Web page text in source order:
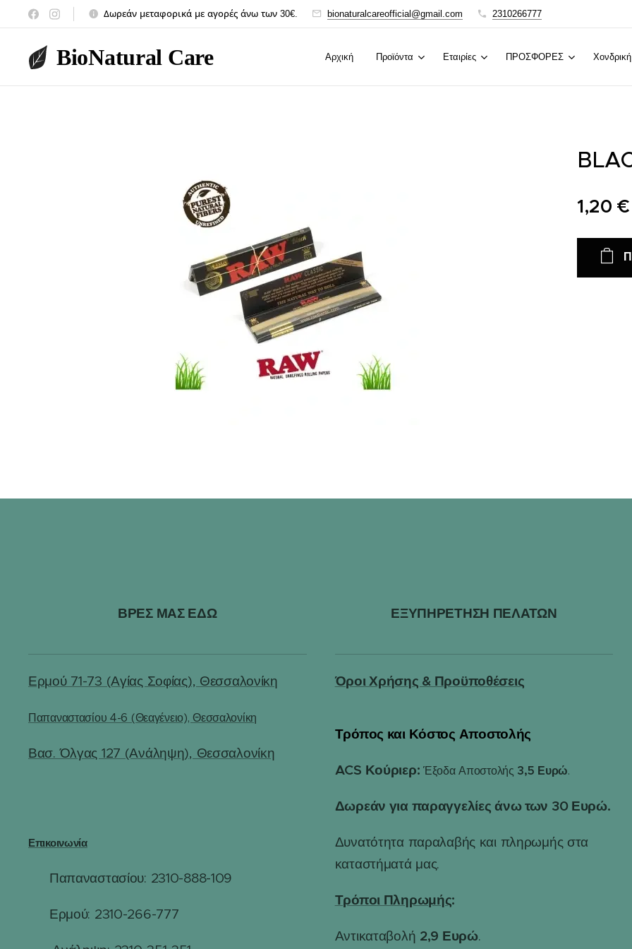
Δωρεάν μεταφορικά με αγορές άνω των 30€. bionaturalcareofficial@gmail.com 2310266777
BioNatural Care Αρχική Προϊόντα Εταιρίες ΠΡΟΣΦΟΡΕΣ
1,20 €
ΒΡΕΣ ΜΑΣ ΕΔΩ
Ερμού 71-73 (Αγίας Σοφίας), Θεσσαλονίκη
Παπαναστασίου 4-6 (Θεαγένειο), Θεσσαλονίκη
Βασ. Όλγας 127 (Ανάληψη), Θεσσαλονίκη
Επικοινωνία
Παπαναστασίου: 2310-888-109
Ερμού: 2310-266-777
ΕΞΥΠΗΡΕΤΗΣΗ ΠΕΛΑΤΩΝ
Όροι Χρήσης & Προϋποθέσεις
Τρόπος και Κόστος Αποστολής
ACS Κούριερ: Έξοδα Αποστολής 3,5 Ευρώ.
Δωρεάν για παραγγελίες άνω των 30 Ευρώ.
Δυνατότητα παραλαβής και πληρωμής στα
καταστήματά μας.
Τρόποι Πληρωμής:
Αντικαταβολή 2,9 Ευρώ.